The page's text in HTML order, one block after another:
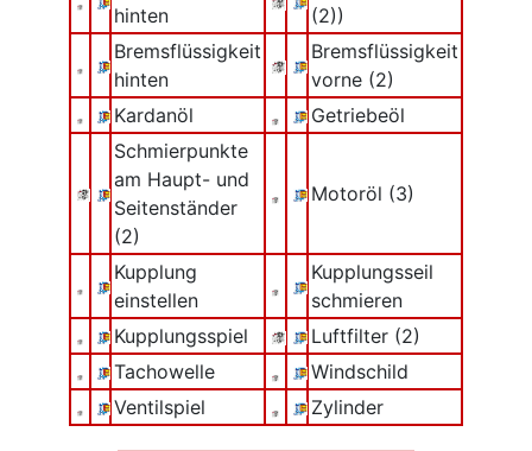
hinten
(2))
Bremsflüssigkeit
hinten
Bremsflüssigkeit
vorne (2)
Kardanöl
Getriebeöl
Schmierpunkte
am Haupt- und
Seitenständer
(2)
Motoröl (3)
Kupplung
einstellen
Kupplungsseil
schmieren
Kupplungsspiel
Luftfilter (2)
Tachowelle
Windschild
Ventilspiel
Zylinder